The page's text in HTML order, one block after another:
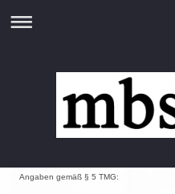
Angaben gemäß § 5 TMG: